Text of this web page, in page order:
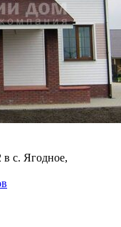
в с. Ягодное,